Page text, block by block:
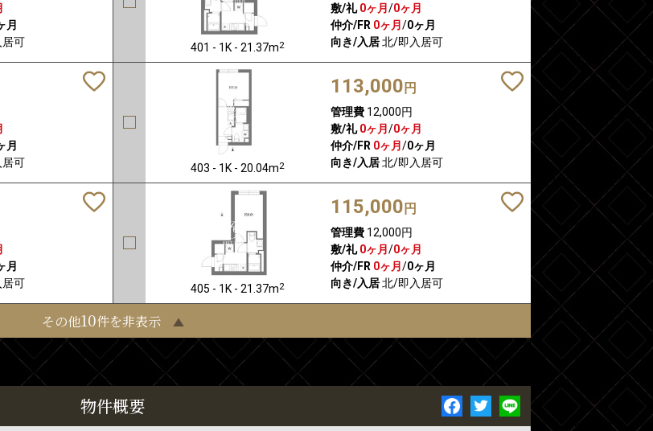
月
可 401 - 1K - 21.37m2
敷/礼 0ヶ月/0ヶ月
仲介/FR 0ヶ月/0ヶ月
向き/入居北/即入居可
月
可 403 - 1K - 20.04m2
113,000 円
管理費12,000円
敷/礼 0ヶ月/0ヶ月
仲介/FR 0ヶ月/0ヶ月
向き/入居北/即入居可
月
可 405 - 1K - 21.37m2
115,000 円
管理費12,000円
敷/礼 0ヶ月/0ヶ月
仲介/FR 0ヶ月/0ヶ月
向き/入居北/即入居可
その他10件を非表示
物件概要